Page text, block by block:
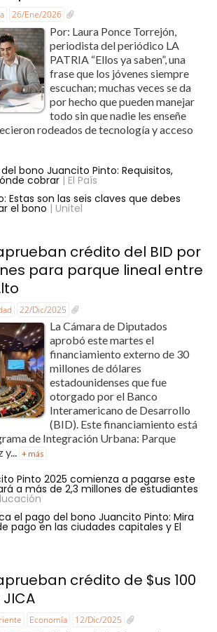
26/Ene/2026
Por: Laura Ponce Torrejón,
periodista del periódico LA
PATRIA “Ellos ya saben”, una
frase que los jóvenes siempre
escuchan; muchas veces se da
por hecho que pueden manejar
todo sin que nadie les enseñe
rodeados de tecnología y acceso
bono Juancito Pinto: Requisitos,
cobrar| El País
Estas son las seis claves que debes
el bono | Unitel
crédito del BID por
para parque lineal entre
22/Dic/2025
La Cámara de Diputados
aprobó este martes el
financiamiento externo de 30
millones de dólares
estadounidenses que fue
otorgado por el Banco
Interamericano de Desarrollo
(BID). Este financiamiento está
de Integración Urbana: Parque
y... + más
Pinto 2025 comienza a pagarse este
a más de 2,3 millones de estudiantes
el pago del bono Juancito Pinto: Mira
pago en las ciudades capitales y El
crédito de $us 100
Economía 12/Dic/2025